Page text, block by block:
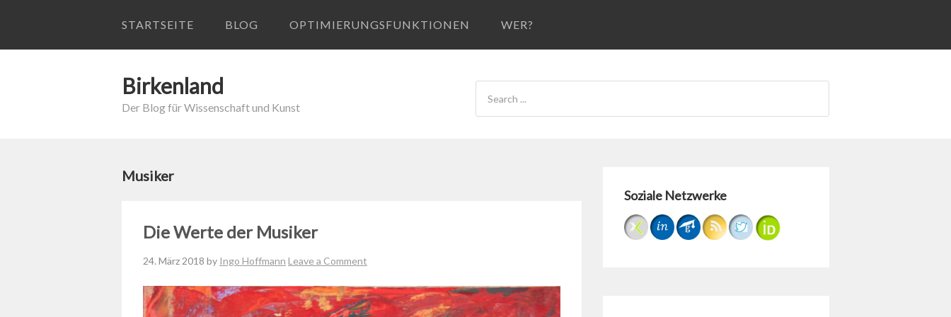
STARTSEITE BLOG OPTIMIERUNGSFUNKTIONEN WER?
Birkenland
Der Blog für Wissenschaft und Kunst
Musiker
Die Werte der Musiker
24. März 2018 by Ingo Hoffmann Leave a Comment
Soziale Netzwerke